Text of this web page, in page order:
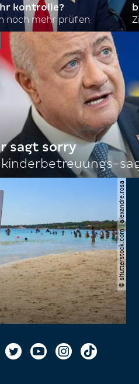
kontrolle?
noch mehr prüfen
sagt sorry
© shutterstock.com | alexandre.rosa